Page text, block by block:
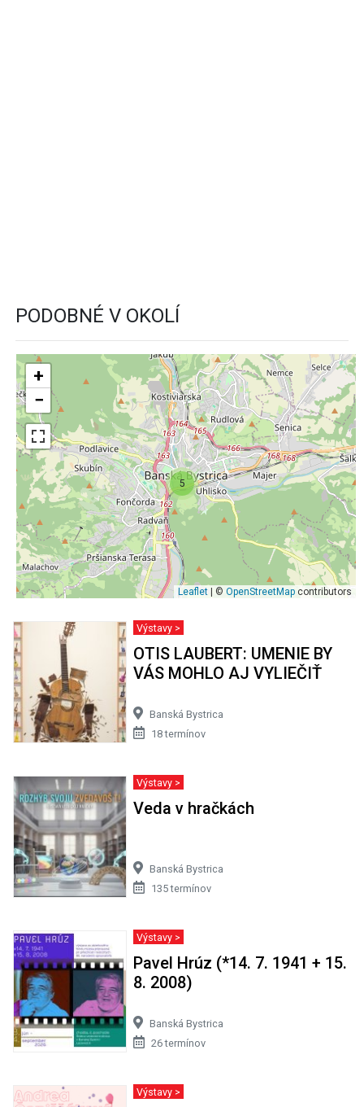
PODOBNÉ V OKOLÍ
5
+
−
Leaflet | © OpenStreetMap contributors
Výstavy >
OTIS LAUBERT: UMENIE BY
VÁS MOHLO AJ VYLIEČIŤ
Banská Bystrica
18 termínov
Výstavy >
Veda v hračkách
Banská Bystrica
135 termínov
Výstavy >
Pavel Hrúz (*14. 7. 1941 + 15.
8. 2008)
Banská Bystrica
26 termínov
Výstavy >